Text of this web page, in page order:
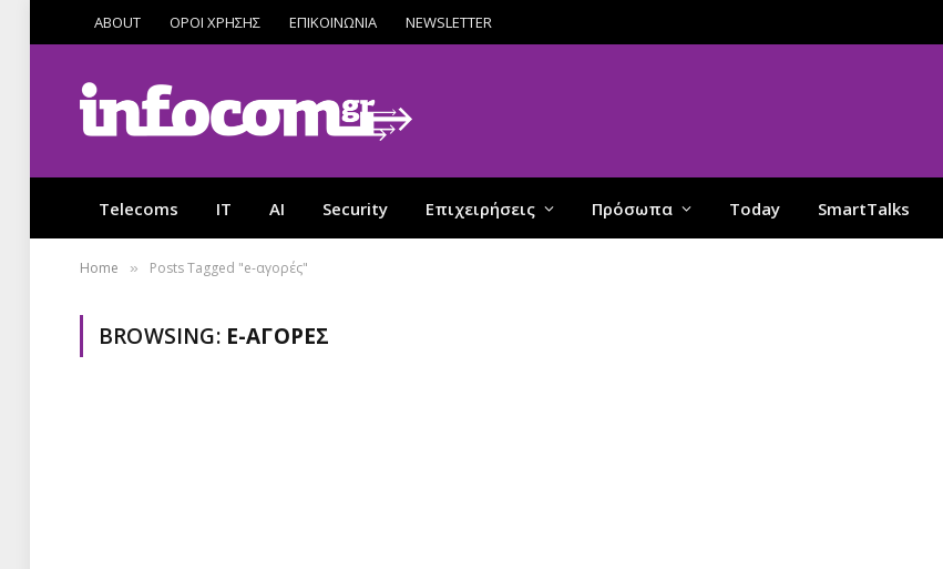
ABOUT ΟΡΟΙ ΧΡΗΣΗΣ ΕΠΙΚΟΙΝΩΝΙΑ NEWSLETTER
Telecoms IT AI Security Επιχειρήσεις Πρόσωπα Today SmartTalks
Home » Posts Tagged "e-αγορές"
BROWSING: E-ΑΓΟΡΈΣ